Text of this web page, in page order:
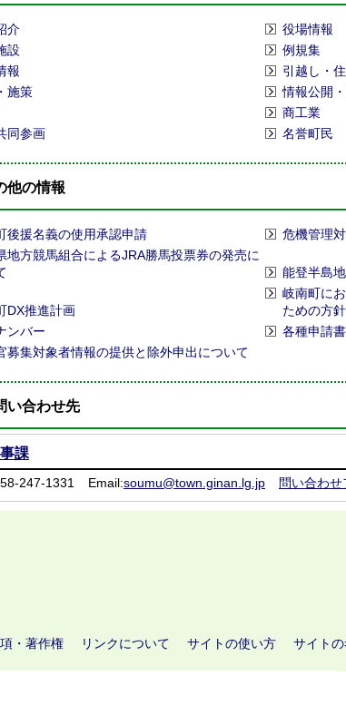
介
役場情報
設
例規集
報
引越し・
施策
情報公開
商工業
同参画
名誉町民
他の情報
後援名義の使用承認申請
危機管理
地方競馬組合によるJRA勝馬投票券の発売に
能登半島
DX推進計画
岐南町に
ための方
ンバー
各種申請
募集対象者情報の提供と除外申出について
い合わせ先
課
247-1331 Email:soumu@town.ginan.lg.jp 問い合わせ
・著作権 リンクについて サイトの使い方 サイト